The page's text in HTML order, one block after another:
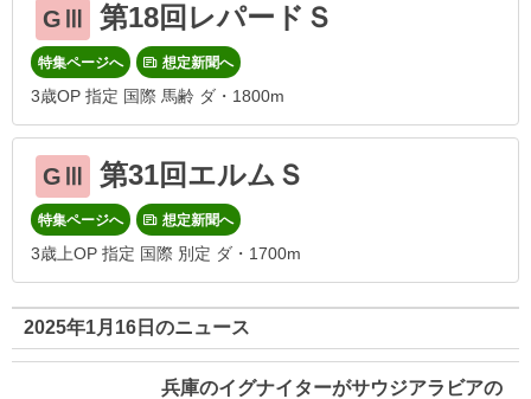
GⅢ 第18回レパードＳ
特集ページへ 想定新聞へ
3歳OP 指定 国際 馬齢 ダ・1800m
GⅢ 第31回エルムＳ
特集ページへ 想定新聞へ
3歳上OP 指定 国際 別定 ダ・1700m
2025年1月16日のニュース
兵庫のイグナイターがサウジアラビアの